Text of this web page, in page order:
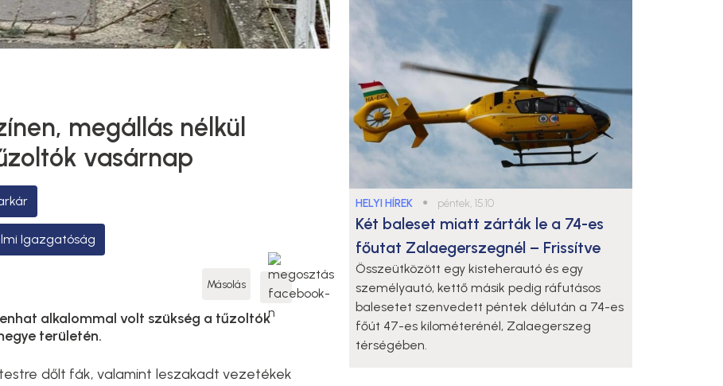
megállás nélkül
vasárnap
Igazgatóság
Másolás
alkalommal volt szükség a tűzoltók
területén.
dőlt fák, valamint leszakadt vezetékek
HELYI HÍREK ● péntek, 15:10
Két baleset miatt zárták le a 74-es
főutat Zalaegerszegnél – Frissítve
Összeütközött egy kisteherautó és egy
személyautó, kettő másik pedig ráfutásos
balesetet szenvedett péntek délután a 74-es
főút 47-es kilométerénél, Zalaegerszeg
térségében.